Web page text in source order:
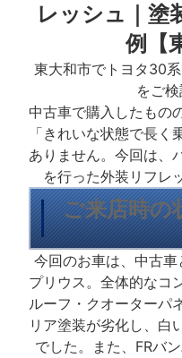
レッシュ｜塗
例【
東大和市でトヨタ30
をご検
中古車で購入したもの
「きれいな状態で長く
ありません。今回は、
を行った外装リフレ
ご来店時の
今回のお車は、中古
プリウス。全体的なコ
ルーフ・クオーターパ
リア塗装が劣化し、白
でした。また、FRバ